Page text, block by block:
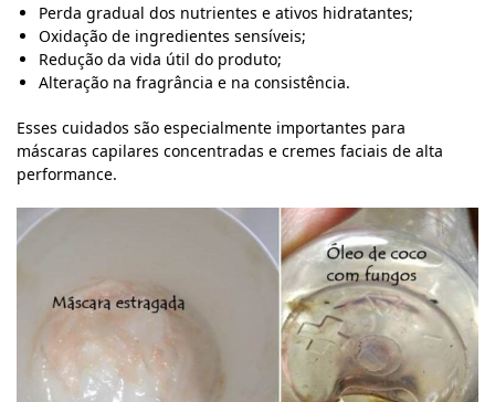
Perda gradual dos nutrientes e ativos hidratantes;
Oxidação de ingredientes sensíveis;
Redução da vida útil do produto;
Alteração na fragrância e na consistência.
Esses cuidados são especialmente importantes para
máscaras capilares concentradas e cremes faciais de alta
performance.